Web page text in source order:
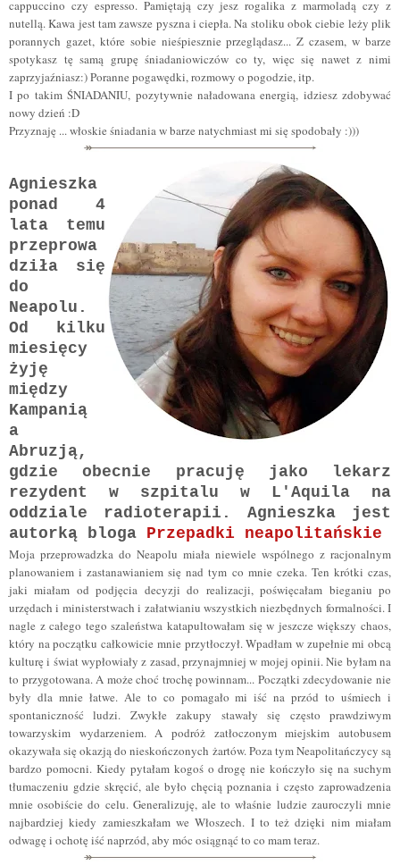
cappuccino czy espresso. Pamiętają czy jesz rogalika z marmoladą czy z
nutellą. Kawa jest tam zawsze pyszna i ciepła. Na stoliku obok ciebie leży plik
porannych gazet, które sobie nieśpiesznie przeglądasz... Z czasem, w barze
spotykasz tę samą grupę śniadaniowiczów co ty, więc się nawet z nimi
zaprzyjaźniasz:) Poranne pogawędki, rozmowy o pogodzie, itp.
I po takim ŚNIADANIU, pozytywnie naładowana energią, idziesz zdobywać
nowy dzień :D
Przyznaję ... włoskie śniadania w barze natychmiast mi się spodobały :)))
Agnieszka
ponad 4
lata temu
przeprowa
dziła się
do
Neapolu.
Od kilku
miesięcy
żyję
między
Kampanią
a
Abruzją,
gdzie obecnie pracuję jako lekarz
rezydent w szpitalu w L'Aquila na
oddziale radioterapii. Agnieszka jest
autorką bloga Przepadki neapolitańskie
Moja przeprowadzka do Neapolu miała niewiele wspólnego z racjonalnym
planowaniem i zastanawianiem się nad tym co mnie czeka. Ten krótki czas,
jaki miałam od podjęcia decyzji do realizacji, poświęcałam bieganiu po
urzędach i ministerstwach i załatwianiu wszystkich niezbędnych formalności. I
nagle z całego tego szaleństwa katapultowałam się w jeszcze większy chaos,
który na początku całkowicie mnie przytłoczył. Wpadłam w zupełnie mi obcą
kulturę i świat wypłowiały z zasad, przynajmniej w mojej opinii. Nie byłam na
to przygotowana. A może choć trochę powinnam... Początki zdecydowanie nie
były dla mnie łatwe. Ale to co pomagało mi iść na przód to uśmiech i
spontaniczność ludzi. Zwykłe zakupy stawały się często prawdziwym
towarzyskim wydarzeniem. A podróż zatłoczonym miejskim autobusem
okazywała się okazją do nieskończonych żartów. Poza tym Neapolitańczycy są
bardzo pomocni. Kiedy pytałam kogoś o drogę nie kończyło się na suchym
tłumaczeniu gdzie skręcić, ale było chęcią poznania i często zaprowadzenia
mnie osobiście do celu. Generalizuję, ale to właśnie ludzie zauroczyli mnie
najbardziej kiedy zamieszkałam we Włoszech. I to też dzięki nim miałam
odwagę i ochotę iść naprzód, aby móc osiągnąć to co mam teraz.